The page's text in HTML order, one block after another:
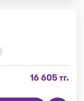
16 605 тг.